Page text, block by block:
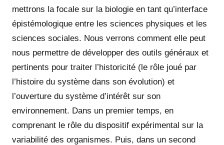
mettrons la focale sur la biologie en tant qu’interface
épistémologique entre les sciences physiques et les
sciences sociales. Nous verrons comment elle peut
nous permettre de développer des outils généraux et
pertinents pour traiter l’historicité (le rôle joué par
l’histoire du système dans son évolution) et
l’ouverture du système d’intérêt sur son
environnement. Dans un premier temps, en
comprenant le rôle du dispositif expérimental sur la
variabilité des organismes. Puis, dans un second